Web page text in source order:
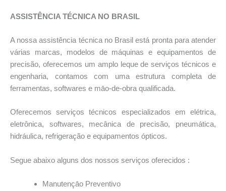
ASSISTÊNCIA TÉCNICA NO BRASIL
A nossa assistência técnica no Brasil está pronta para atender
várias marcas, modelos de máquinas e equipamentos de
precisão, oferecemos um amplo leque de serviços técnicos e
engenharia, contamos com uma estrutura completa de
ferramentas, softwares e māo-de-obra qualificada.
Oferecemos serviços técnicos especializados em elétrica,
eletrônica, softwares, mecânica de precisão, pneumática,
hidráulica, refrigeração e equipamentos ópticos.
Segue abaixo alguns dos nossos serviços oferecidos :
Manutençāo Preventivo